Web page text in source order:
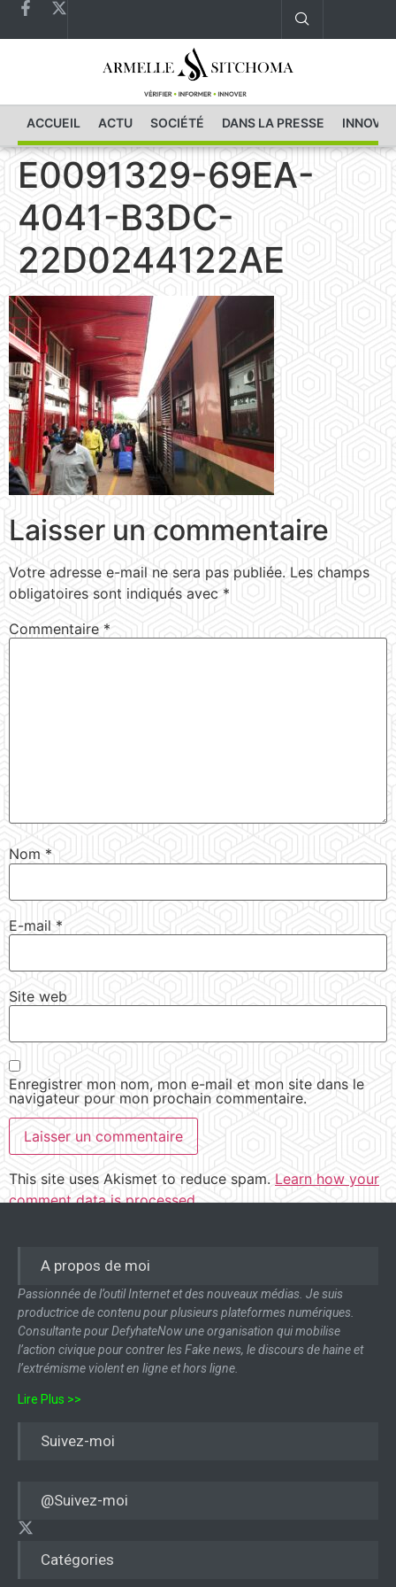
ACCUEIL ACTU SOCIÉTÉ DANS LA PRESSE
E0091329-69EA-
4041-B3DC-
22D0244122AE
Laisser un commentaire
Votre adresse e-mail ne sera pas publiée. Les champs
obligatoires sont indiqués avec *
Commentaire *
Nom *
E-mail *
Site web
Enregistrer mon nom, mon e-mail et mon site dans le
navigateur pour mon prochain commentaire.
This site uses Akismet to reduce spam. Learn how your
comment data is processed.
Catégories
A propos de moi
Passionnée de l’outil Internet et des nouveaux médias. Je suis
productrice de contenu pour plusieurs plateformes numériques.
Consultante pour DefyhateNow une organisation qui mobilise
l’action civique pour contrer les Fake news, le discours de haine et
l’extrémisme violent en ligne et hors ligne.
Lire Plus >>
Suivez-moi
@Suivez-moi